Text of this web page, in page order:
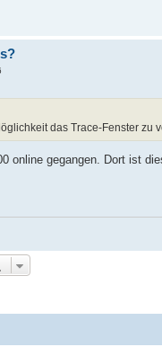
das Trace-Fenster zu
online gegangen. Dort ist